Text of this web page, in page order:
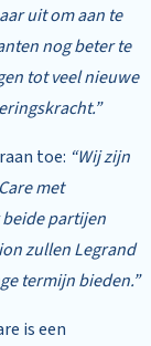
uit om aan te
nog beter te
tot veel nieuwe
toe: “Wij zijn
met
partijen
zullen Legrand
termijn bieden.”
is een